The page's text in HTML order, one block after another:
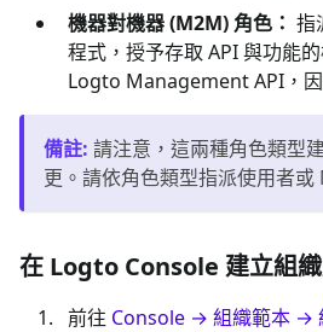
機器對機器 (M2M) 角色： 指
程式，授予存取 API 與功能
Logto Management API，因
備註: 請注意，這兩種角色類型
更。請依角色類型指派使用者或
在 Logto Console 建立組
前往 Console → 組織範本 →